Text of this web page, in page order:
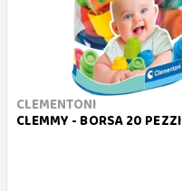
CLEMENTONI
CLEMMY - BORSA 20 PEZZI